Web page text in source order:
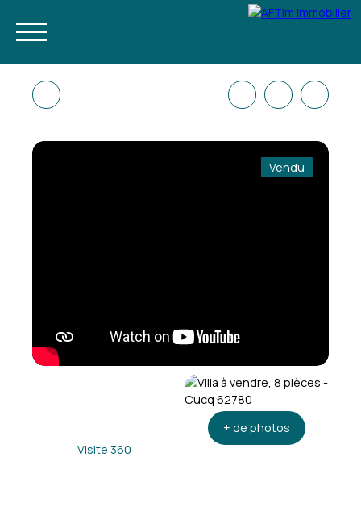
LOUER À L'ANNÉE GESTION
Vendu
Visite 360
+ de photos